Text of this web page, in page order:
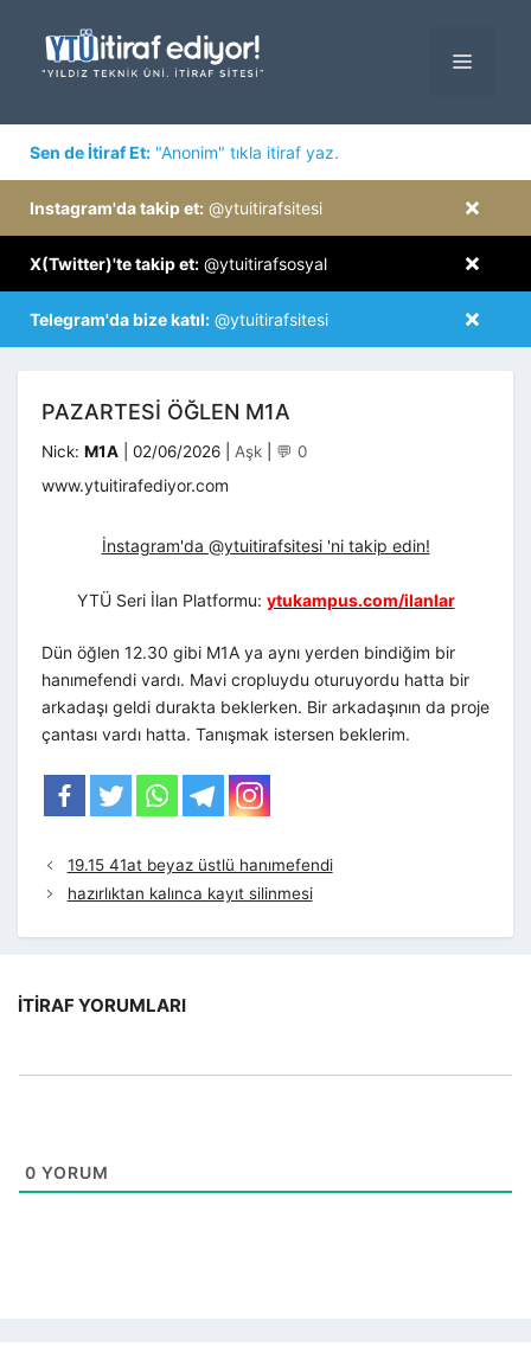
MENÜ
Sen de İtiraf Et: "Anonim" tıkla itiraf yaz.
×
Instagram'da takip et: @ytuitirafsitesi
×
X(Twitter)'te takip et: @ytuitirafsosyal
×
Telegram'da bize katıl: @ytuitirafsitesi
PAZARTESI ÖĞLEN M1A
Nick: M1A 02/06/2026 Kategoriler
Aşk 💬 0
www.ytuitirafediyor.com
İnstagram'da @ytuitirafsitesi 'ni takip edin!
YTÜ Seri İlan Platformu: ytukampus.com/ilanlar
Dün öğlen 12.30 gibi M1A ya aynı yerden bindiğim bir
hanımefendi vardı. Mavi cropluydu oturuyordu hatta bir
arkadaşı geldi durakta beklerken. Bir arkadaşının da proje
çantası vardı hatta. Tanışmak istersen beklerim.
19.15 41at beyaz üstlü hanımefendi
hazırlıktan kalınca kayıt silinmesi
İTIRAF YORUMLARI
0 YORUM